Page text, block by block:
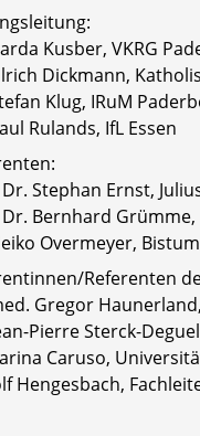
Kusber, VKRG
Dickmann,
Klug, IRuM
Rulands, IfL Essen
Stephan Ernst,
Bernhard
Overmeyer,
Referenten
Gregor
Pierre Sterck-
Caruso,
Hengesbach,